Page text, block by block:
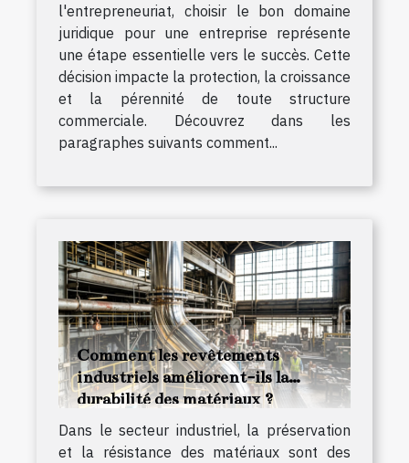
l'entrepreneuriat, choisir le bon domaine
juridique pour une entreprise représente
une étape essentielle vers le succès. Cette
décision impacte la protection, la croissance
et la pérennité de toute structure
commerciale. Découvrez dans les
paragraphes suivants comment...
Comment les revêtements
industriels améliorent-ils la
durabilité des matériaux ?
Dans le secteur industriel, la préservation
et la résistance des matériaux sont des